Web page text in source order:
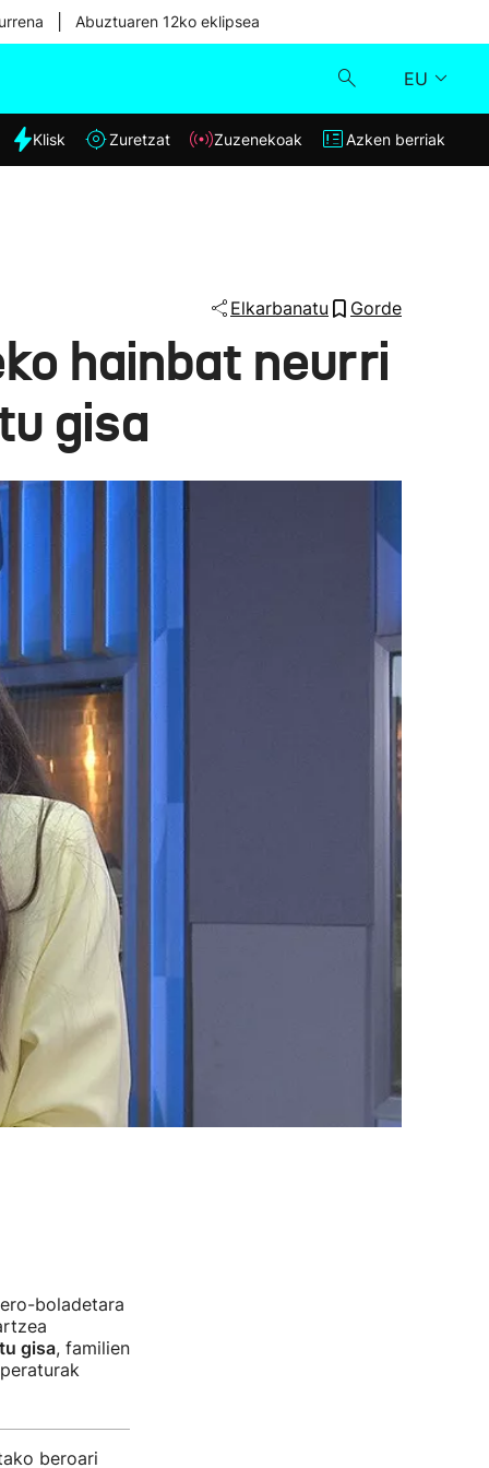
Abuztuaren 12ko eklipsea
EU
Klisk
Azken berriak
Klisk Zuretzat Zuzenekoak Azken berriak
Elkarbanatu Gorde
hainbat neurri
gisa
boladetara
gisa, familien
beroari